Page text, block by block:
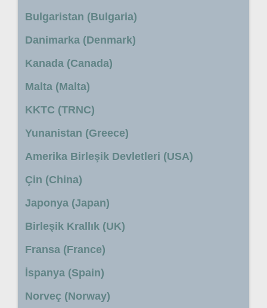
Bulgaristan (Bulgaria)
Danimarka (Denmark)
Kanada (Canada)
Malta (Malta)
KKTC (TRNC)
Yunanistan (Greece)
Amerika Birleşik Devletleri (USA)
Çin (China)
Japonya (Japan)
Birleşik Krallık (UK)
Fransa (France)
İspanya (Spain)
Norveç (Norway)